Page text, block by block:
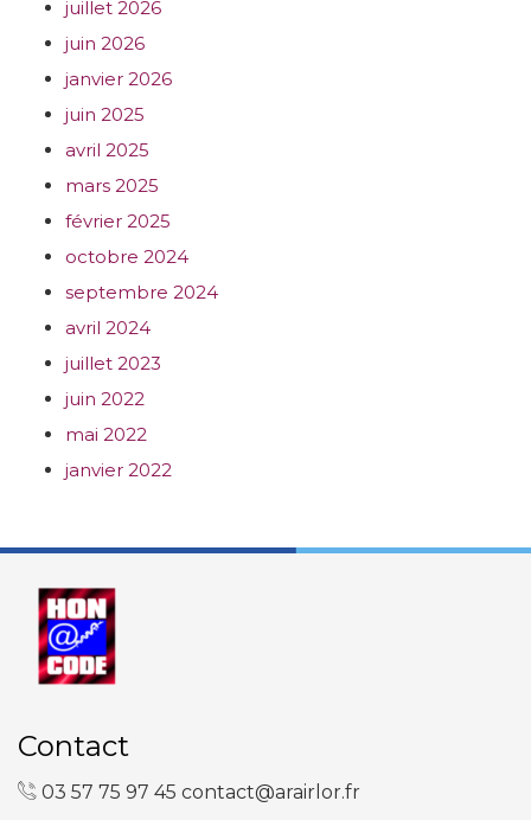
juillet 2026
juin 2026
janvier 2026
juin 2025
avril 2025
mars 2025
février 2025
octobre 2024
septembre 2024
avril 2024
juillet 2023
juin 2022
mai 2022
janvier 2022
Contact
03 57 75 97 45 contact@arairlor.fr